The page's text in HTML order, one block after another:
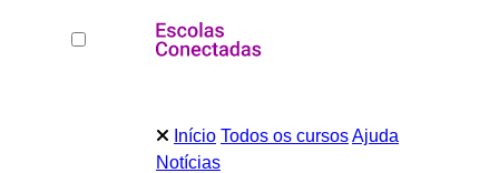
Início Todos os cursosAjuda
Notícias